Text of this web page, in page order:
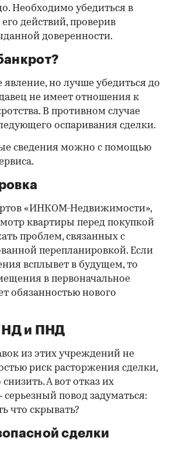
Необходимо убедиться в
действий, проверив
доверенности.
явление, но лучше убедиться до
не имеет отношения к
В противном случае
оспаривания сделки.
сведения можно с помощью
«ИНКОМ-Недвижимости»,
квартиры перед покупкой
проблем, связанных с
перепланировкой. Если
всплывет в будущем, то
в первоначальное
обязанностью нового
НД и ПНД
из этих учреждений не
риск расторжения сделки,
А вот отказ их
повод задуматься:
что скрывать?
сделки